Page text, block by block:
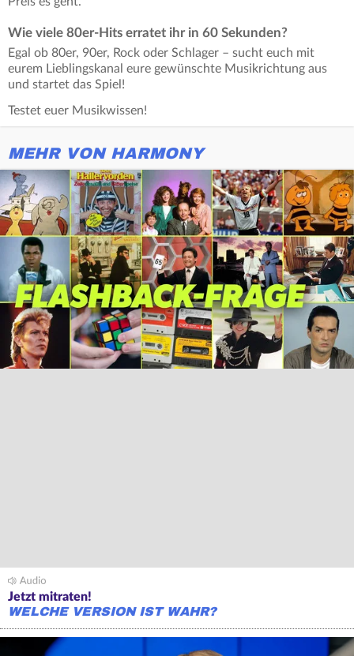
Wie viele 80er-Hits erratet ihr in 60 Sekunden?
Egal ob 80er, 90er, Rock oder Schlager – sucht euch mit
eurem Lieblingskanal eure gewünschte Musikrichtung aus
und startet das Spiel!
Testet euer Musikwissen!
MEHR VON HARMONY
Jetzt mitraten!
WELCHE VERSION IST WAHR?